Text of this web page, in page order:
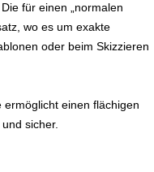
für einen „normalen
wo es um exakte
oder beim Skizzieren
ermöglicht einen flächigen
sicher.